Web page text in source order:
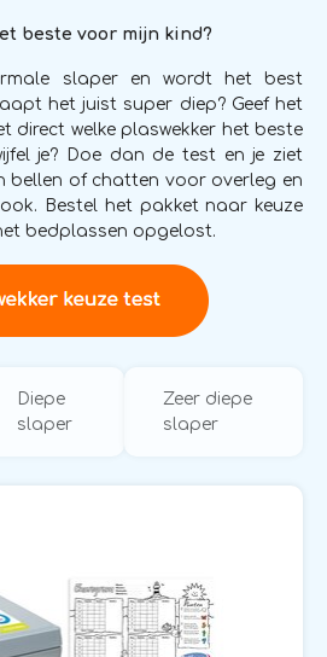
beste voor mijn kind?
slaper en wordt het best
het juist super diep? Geef het
direct welke plaswekker het beste
je? Doe dan de test en je ziet
bellen of chatten voor overleg en
Bestel het pakket naar keuze
bedplassen opgelost.
Diepe
slaper
Zeer diepe
slaper